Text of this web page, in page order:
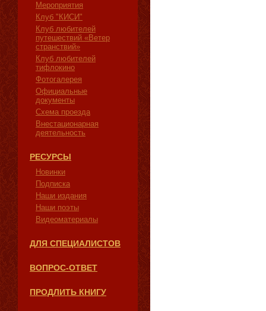
Мероприятия
Клуб "КИСИ"
Клуб любителей
путешествий «Ветер
странствий»
Клуб любителей
тифлокино
Фотогалерея
Официальные
документы
Схема проезда
Внестационарная
деятельность
РЕСУРСЫ
Новинки
Подписка
Наши издания
Наши поэты
Видеоматериалы
ДЛЯ СПЕЦИАЛИСТОВ
ВОПРОС-ОТВЕТ
ПРОДЛИТЬ КНИГУ